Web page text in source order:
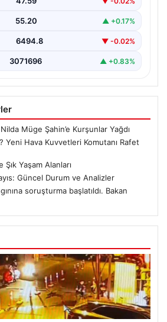
55.20 ▲ +0.17%
6494.8 ▼ -0.02%
3071696 ▲ +0.83%
Nilda Müge Şahin’e Kurşunlar Yağdı
Yeni Hava Kuvvetleri Komutanı Rafet
Yaşam Alanları
Güncel Durum ve Analizler
soruşturma başlatıldı. Bakan